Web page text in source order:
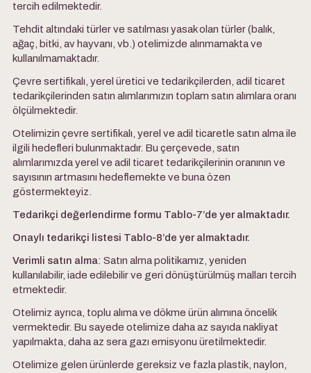
tercih edilmektedir.
Tehdit altındaki türler ve satılması yasak olan türler (balık,
ağaç, bitki, av hayvanı, vb.) otelimizde alınmamakta ve
kullanılmamaktadır.
Çevre sertifikalı, yerel üretici ve tedarikçilerden, adil ticaret
tedarikçilerinden satın alımlarımızın toplam satın alımlara oranı
ölçülmektedir.
Otelimizin çevre sertifikalı, yerel ve adil ticaretle satın alma ile
ilgili hedefleri bulunmaktadır. Bu çerçevede, satın
alımlarımızda yerel ve adil ticaret tedarikçilerinin oranının ve
sayısının artmasını hedeflemekte ve buna özen
göstermekteyiz.
Tedarikçi değerlendirme formu Tablo-7’de yer almaktadır.
Onaylı tedarikçi listesi Tablo-8’de yer almaktadır.
Verimli satın alma: Satın alma politikamız, yeniden
kullanılabilir, iade edilebilir ve geri dönüştürülmüş malları tercih
etmektedir.
Otelimiz ayrıca, toplu alıma ve dökme ürün alımına öncelik
vermektedir. Bu sayede otelimize daha az sayıda nakliyat
yapılmakta, daha az sera gazı emisyonu üretilmektedir.
Otelimize gelen ürünlerde gereksiz ve fazla plastik, naylon,